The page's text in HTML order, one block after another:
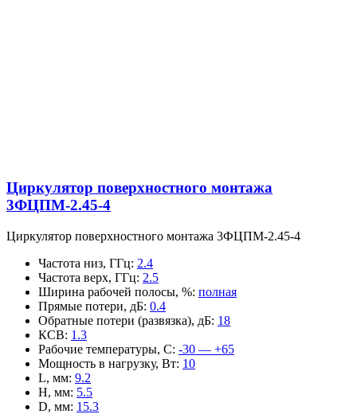
Циркулятор поверхностного монтажа
3ФЦПМ-2.45-4
Циркулятор поверхностного монтажа 3ФЦПМ-2.45-4
Частота низ, ГГц: 2.4
Частота верх, ГГц: 2.5
Ширина рабочей полосы, %: полная
Прямые потери, дБ: 0.4
Обратные потери (развязка), дБ: 18
КСВ: 1.3
Рабочие температуры, С: -30 — +65
Мощность в нагрузку, Вт: 10
L, мм: 9.2
H, мм: 5.5
D, мм: 15.3